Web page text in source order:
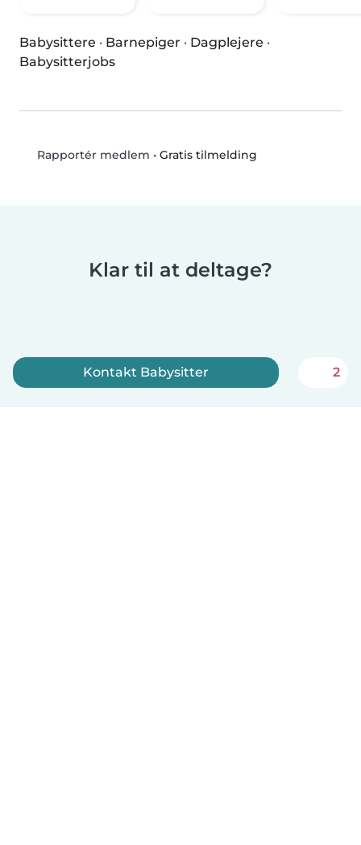
Babysittere · Barnepiger · Dagplejere ·
Babysitterjobs
Rapportér medlem • Gratis tilmelding
Klar til at deltage?
Kontakt Babysitter 2